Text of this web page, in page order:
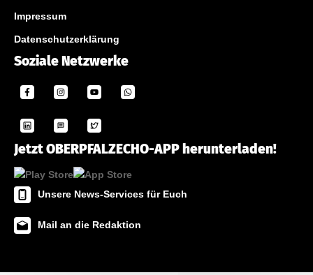
Impressum
Datenschutzerklärung
Soziale Netzwerke
Jetzt OBERPFALZECHO-APP herunterladen!
Unsere News-Services für Euch
Mail an die Redaktion